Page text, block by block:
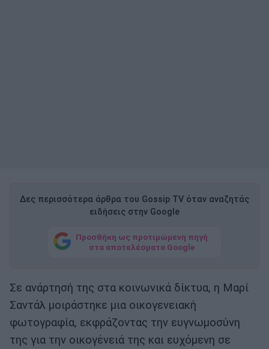
Δες περισσότερα άρθρα του Gossip TV όταν αναζητάς
ειδήσεις στην Google
Προσθήκη ως προτιμώμενη πηγή
στα αποτελέσματα Google
Σε ανάρτησή της στα κοινωνικά δίκτυα, η Μαρί
Σαντάλ μοιράστηκε μια οικογενειακή
φωτογραφία, εκφράζοντας την ευγνωμοσύνη
της για την οικογένειά της και ευχόμενη σε